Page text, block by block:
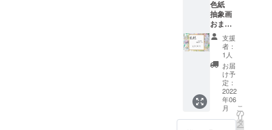
そっと表現
すること
が、私の制
作の核に
なっていま
普段は、絵
の制作を中
間はク
ラウド
ファン
ディン
グが終
了して
から約5
カ月間
までと
いたし
ます。
制作工
程を
色紙
抽象画
おまか
せオー
ダー サ
イズ
=24×27.
は水彩
絵の具
または
アクリ
ル絵の
支援
者：
1人
お届
け予
定：
2022
年06
月
こ
の
リ
タ
ー